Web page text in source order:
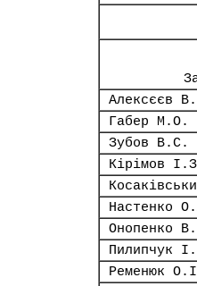
Алексєєв
Габер М.О.
Зубов В.С.
Кірімов
Настенко
Онопенко
Пилипчук
Ременюк